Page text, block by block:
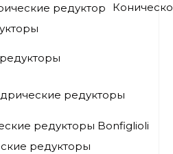
редукторы
редукторы